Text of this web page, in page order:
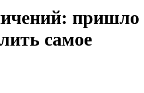
пришло
самое